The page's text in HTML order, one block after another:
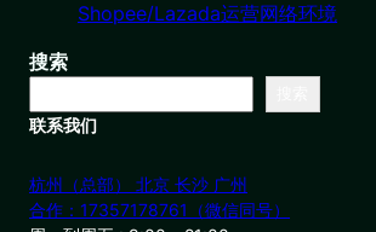
Shopee/Lazada运营网络环境
搜索
联系我们
杭州（总部） 北京 长沙 广州
合作：17357178761（微信同号）